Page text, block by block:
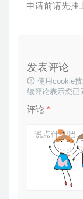
申请前请先挂
发表评论
使用cookie
续评论表示您已
评论 *